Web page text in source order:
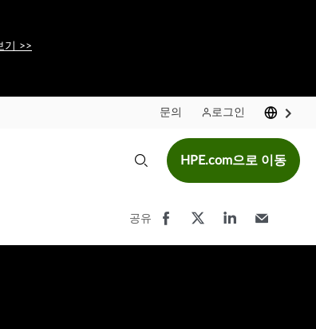
기 >>
문의 로그인
HPE.com으로 이동
공유